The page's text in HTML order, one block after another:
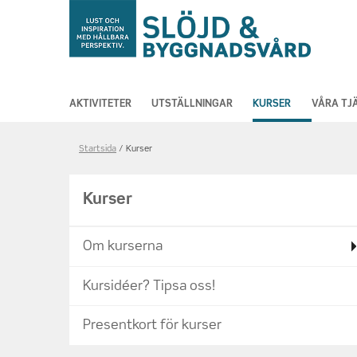
AKTIVITETER UTSTÄLLNINGAR KURSER VÅRA
Länkstig,
är
Startsida Kurser
Kurser
Om kurserna
Kursidéer? Tipsa oss!
Presentkort för kurser